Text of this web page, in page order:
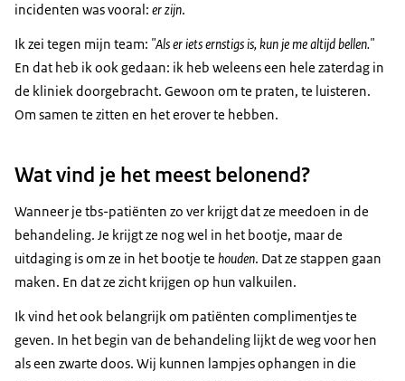
incidenten was vooral: er zijn.
Ik zei tegen mijn team: "Als er iets ernstigs is, kun je me altijd bellen."
En dat heb ik ook gedaan: ik heb weleens een hele zaterdag in
de kliniek doorgebracht. Gewoon om te praten, te luisteren.
Om samen te zitten en het erover te hebben.
​​​​​​​Wat vind je het meest belonend?
Wanneer je tbs-patiënten zo ver krijgt dat ze meedoen in de
behandeling. Je krijgt ze nog wel in het bootje, maar de
uitdaging is om ze in het bootje te houden. Dat ze stappen gaan
maken. En dat ze zicht krijgen op hun valkuilen.
Ik vind het ook belangrijk om patiënten complimentjes te
geven. In het begin van de behandeling lijkt de weg voor hen
als een zwarte doos. Wij kunnen lampjes ophangen in die